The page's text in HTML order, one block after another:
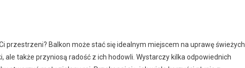
przestrzeni? Balkon może stać się idealnym miejscem na uprawę świeżych
ale także przyniosą radość z ich hodowli. Wystarczy kilka odpowiednich